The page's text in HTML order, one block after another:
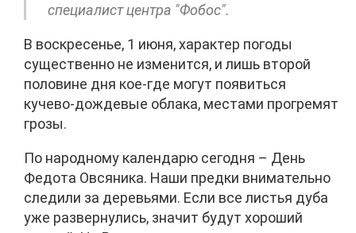
специалист центра "Фобос".
В воскресенье, 1 июня, характер погоды
существенно не изменится, и лишь второй
половине дня кое-где могут появиться
кучево-дождевые облака, местами прогремят
грозы.
По народному календарю сегодня – День
Федота Овсяника. Наши предки внимательно
следили за деревьями. Если все листья дуба
уже развернулись, значит будут хороший